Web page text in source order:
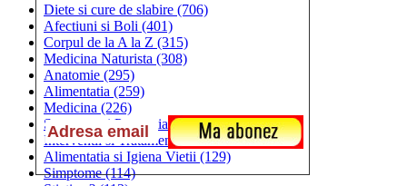
Diete si cure de slabire (706)
Afectiuni si Boli (401)
Corpul de la A la Z (315)
Medicina Naturista (308)
Anatomie (295)
Alimentatia (259)
Medicina (226)
Sanatatea si Preventia(170)
Interventii si Tratamente(167)
Alimentatia si Igiena Vietii (129)
Simptome(114)